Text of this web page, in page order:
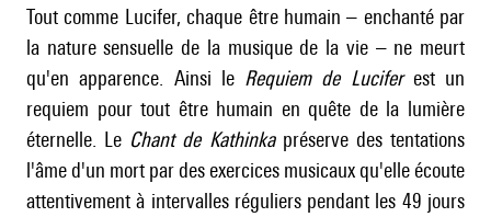
Tout comme Lucifer, chaque être humain – enchanté par
la nature sensuelle de la musique de la vie – ne meurt
qu'en apparence. Ainsi le Requiem de Lucifer est un
requiem pour tout être humain en quête de la lumière
éternelle. Le Chant de Kathinka préserve des tentations
l'âme d'un mort par des exercices musicaux qu'elle écoute
attentivement à intervalles réguliers pendant les 49 jours